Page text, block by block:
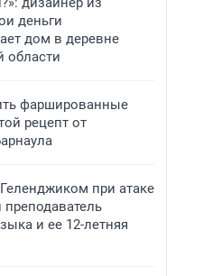
деньги
дом в деревне
области
фаршированные
рецепт от
при атаке
и ее 12-летняя